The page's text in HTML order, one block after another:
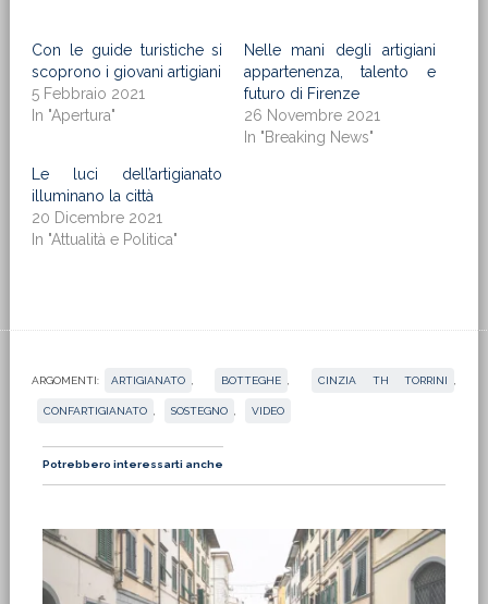
Con le guide turistiche si
scoprono i giovani artigiani
5 Febbraio 2021
In "Apertura"
Nelle mani degli artigiani
appartenenza, talento e
futuro di Firenze
26 Novembre 2021
In "Breaking News"
Le luci dell’artigianato
illuminano la città
20 Dicembre 2021
In "Attualità e Politica"
ARGOMENTI: ARTIGIANATO BOTTEGHE CINZIA TH TORRINI
CONFARTIGIANATO SOSTEGNO VIDEO
Potrebbero interessarti anche